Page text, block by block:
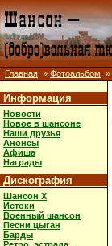
Главная » Фотоальбом »
Информация
Новости
Новое в шансоне
Наши друзья
Анонсы
Афиша
Награды
Дискография
Шансон X
Истоки
Военный шансон
Песни цыган
Барды